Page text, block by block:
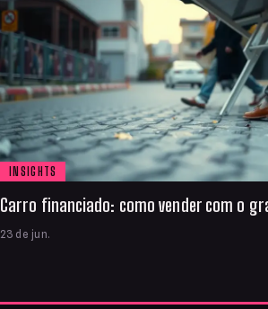
INSIGHTS
Carro financiado: como vender com o
23 de jun.